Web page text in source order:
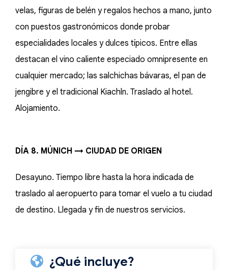
velas, figuras de belén y regalos hechos a mano, junto
con puestos gastronómicos donde probar
especialidades locales y dulces típicos. Entre ellas
destacan el vino caliente especiado omnipresente en
cualquier mercado; las salchichas bávaras, el pan de
jengibre y el tradicional Kiachln. Traslado al hotel.
Alojamiento.
DÍA 8. MÚNICH → CIUDAD DE ORIGEN
Desayuno. Tiempo libre hasta la hora indicada de
traslado al aeropuerto para tomar el vuelo a tu ciudad
de destino. Llegada y fin de nuestros servicios.
¿Qué incluye?